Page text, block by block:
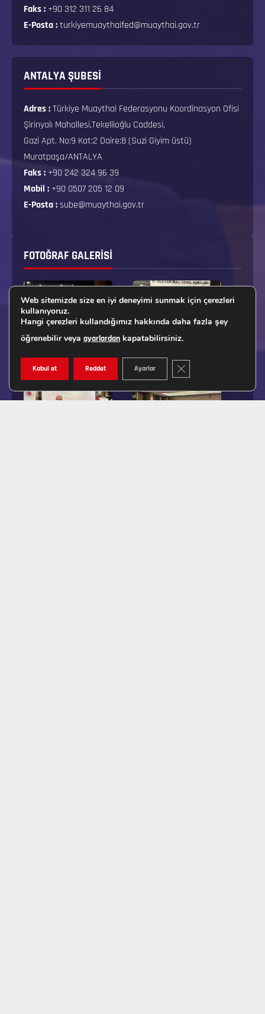
Faks : +90 312 311 26 84
E-Posta :turkiyemuaythaifed@muaythai.gov.tr
ANTALYA ŞUBESİ
Adres :Türkiye Muaythai Federasyonu Koordinasyon Ofisi
Şirinyalı Mahallesi,Tekellioğlu Caddesi,
Gazi Apt. No:9 Kat:2 Daire:8 (Suzi Giyim üstü)
Muratpaşa/ANTALYA
Faks : +90 242 324 96 39
Mobil : +90 0507 205 12 09
E-Posta :sube@muaythai.gov.tr
FOTOĞRAF GALERISI
Web sitemizde size en iyi deneyimi sunmak için çerezleri
kullanıyoruz.
Hangi çerezleri kullandığımız hakkında daha fazla şey
öğrenebilir veya ayarlardan kapatabilirsiniz.
Kabul et Reddet Ayarlar GDPR ÇEREZ ŞERIDINI